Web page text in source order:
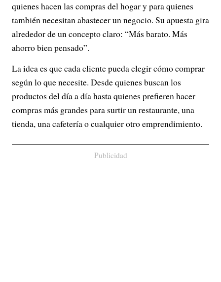
quienes hacen las compras del hogar y para quienes
también necesitan abastecer un negocio. Su apuesta gira
alrededor de un concepto claro: “Más barato. Más
ahorro bien pensado”.
La idea es que cada cliente pueda elegir cómo comprar
según lo que necesite. Desde quienes buscan los
productos del día a día hasta quienes prefieren hacer
compras más grandes para surtir un restaurante, una
tienda, una cafetería o cualquier otro emprendimiento.
Publicidad